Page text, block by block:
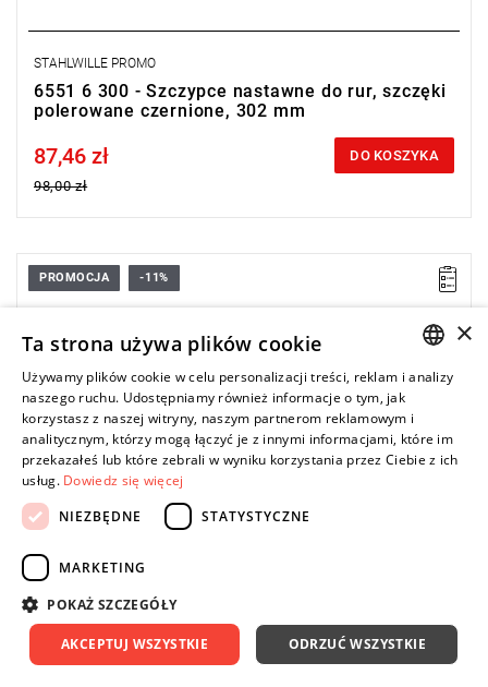
STAHLWILLE PROMO
6551 6 300 - Szczypce nastawne do rur, szczęki
polerowane czernione, 302 mm
Price tax included
87,46 zł
98,00 zł
DO KOSZYKA
PROMOCJA -11%
ENGLISH
×
Ta strona używa plików cookie
Używamy plików cookie w celu personalizacji treści, reklam i analizy
naszego ruchu. Udostępniamy również informacje o tym, jak
korzystasz z naszej witryny, naszym partnerom reklamowym i
analitycznym, którzy mogą łączyć je z innymi informacjami, które im
przekazałeś lub które zebrali w wyniku korzystania przez Ciebie z ich
usług. Dowiedz się więcej
NIEZBĘDNE
STATYSTYCZNE
MARKETING
POKAŻ SZCZEGÓŁY
AKCEPTUJ WSZYSTKIE ODRZUĆ WSZYSTKIE